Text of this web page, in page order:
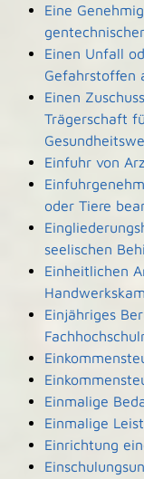
Eine
Einen Unfall
Gefahrstoffen
Einen
Trägerschaft
Einfuhr von
oder Tiere
seelischen
Einheitlichen
Einjähriges
Einmalige
Einmalige
Einrichtung